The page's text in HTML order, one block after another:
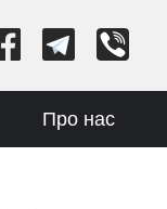
Про нас